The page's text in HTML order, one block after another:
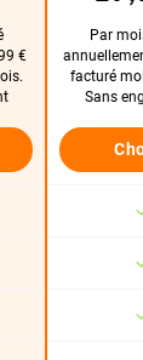
€
Par
facturé
Sans